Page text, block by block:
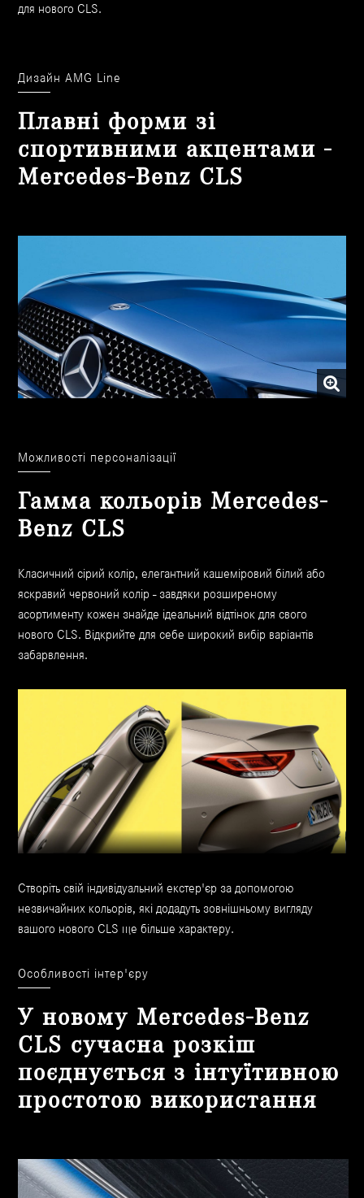
для нового CLS.
Дизайн AMG Line
Плавні форми зі
спортивними акцентами -
Mercedes-Benz CLS
Можливості персоналізації
Гамма кольорів Mercedes-
Benz CLS
Класичний сірий колір, елегантний кашеміровий білий або
яскравий червоний колір - завдяки розширеному
асортименту кожен знайде ідеальний відтінок для свого
нового CLS. Відкрийте для себе широкий вибір варіантів
забарвлення.
Створіть свій індивідуальний екстер'єр за допомогою
незвичайних кольорів, які додадуть зовнішньому вигляду
вашого нового CLS ще більше характеру.
Особливості інтер'єру
У новому Mercedes-Benz
CLS сучасна розкіш
поєднується з інтуїтивною
простотою використання